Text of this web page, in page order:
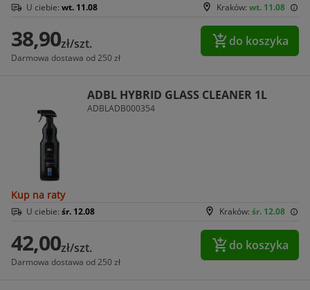
Kraków: wt. 11.08
U ciebie: wt. 11.08
38,90zł/szt.
Darmowa dostawa od 250 zł
do koszyka
ADBL HYBRID GLASS CLEANER 1L
ADBLADB000354
Kup na raty
Kraków: śr. 12.08
U ciebie: śr. 12.08
42,00zł/szt.
Darmowa dostawa od 250 zł
do koszyka